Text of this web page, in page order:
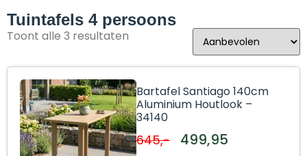
Tuintafels 4 persoons
Toont alle 3 resultaten
Bartafel Santiago 140cm
Aluminium Houtlook –
34140
645,- 499,95